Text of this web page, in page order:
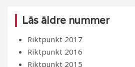
Läs äldre nummer
Riktpunkt 2017
Riktpunkt 2016
Riktpunkt 2015